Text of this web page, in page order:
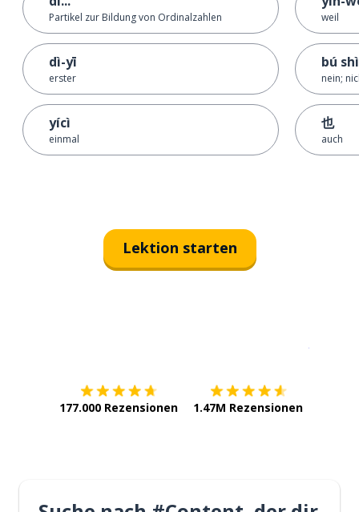
Partikel zur Bildung von Ordinalzahlen
dì-yī
erster
yícì
einmal
weil
bú shì
nein;
也
auch
Lektion starten
177.000 Rezensionen 1.47M Rezensionen